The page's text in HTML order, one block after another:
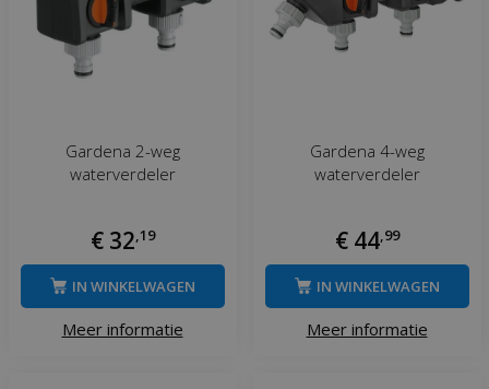
Gardena 2-weg
waterverdeler
€ 32,19
Meer informatie
IN WINKELWAGEN
Gardena 4-weg
waterverdeler
€ 44,99
Meer informatie
IN WINKELWAGEN